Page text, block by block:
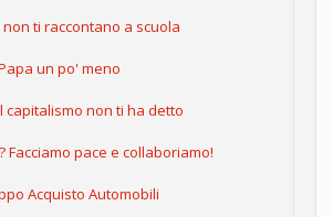
ti raccontano a scuola
un po' meno
capitalismo non ti ha detto
Facciamo pace e collaboriamo!
Acquisto Automobili